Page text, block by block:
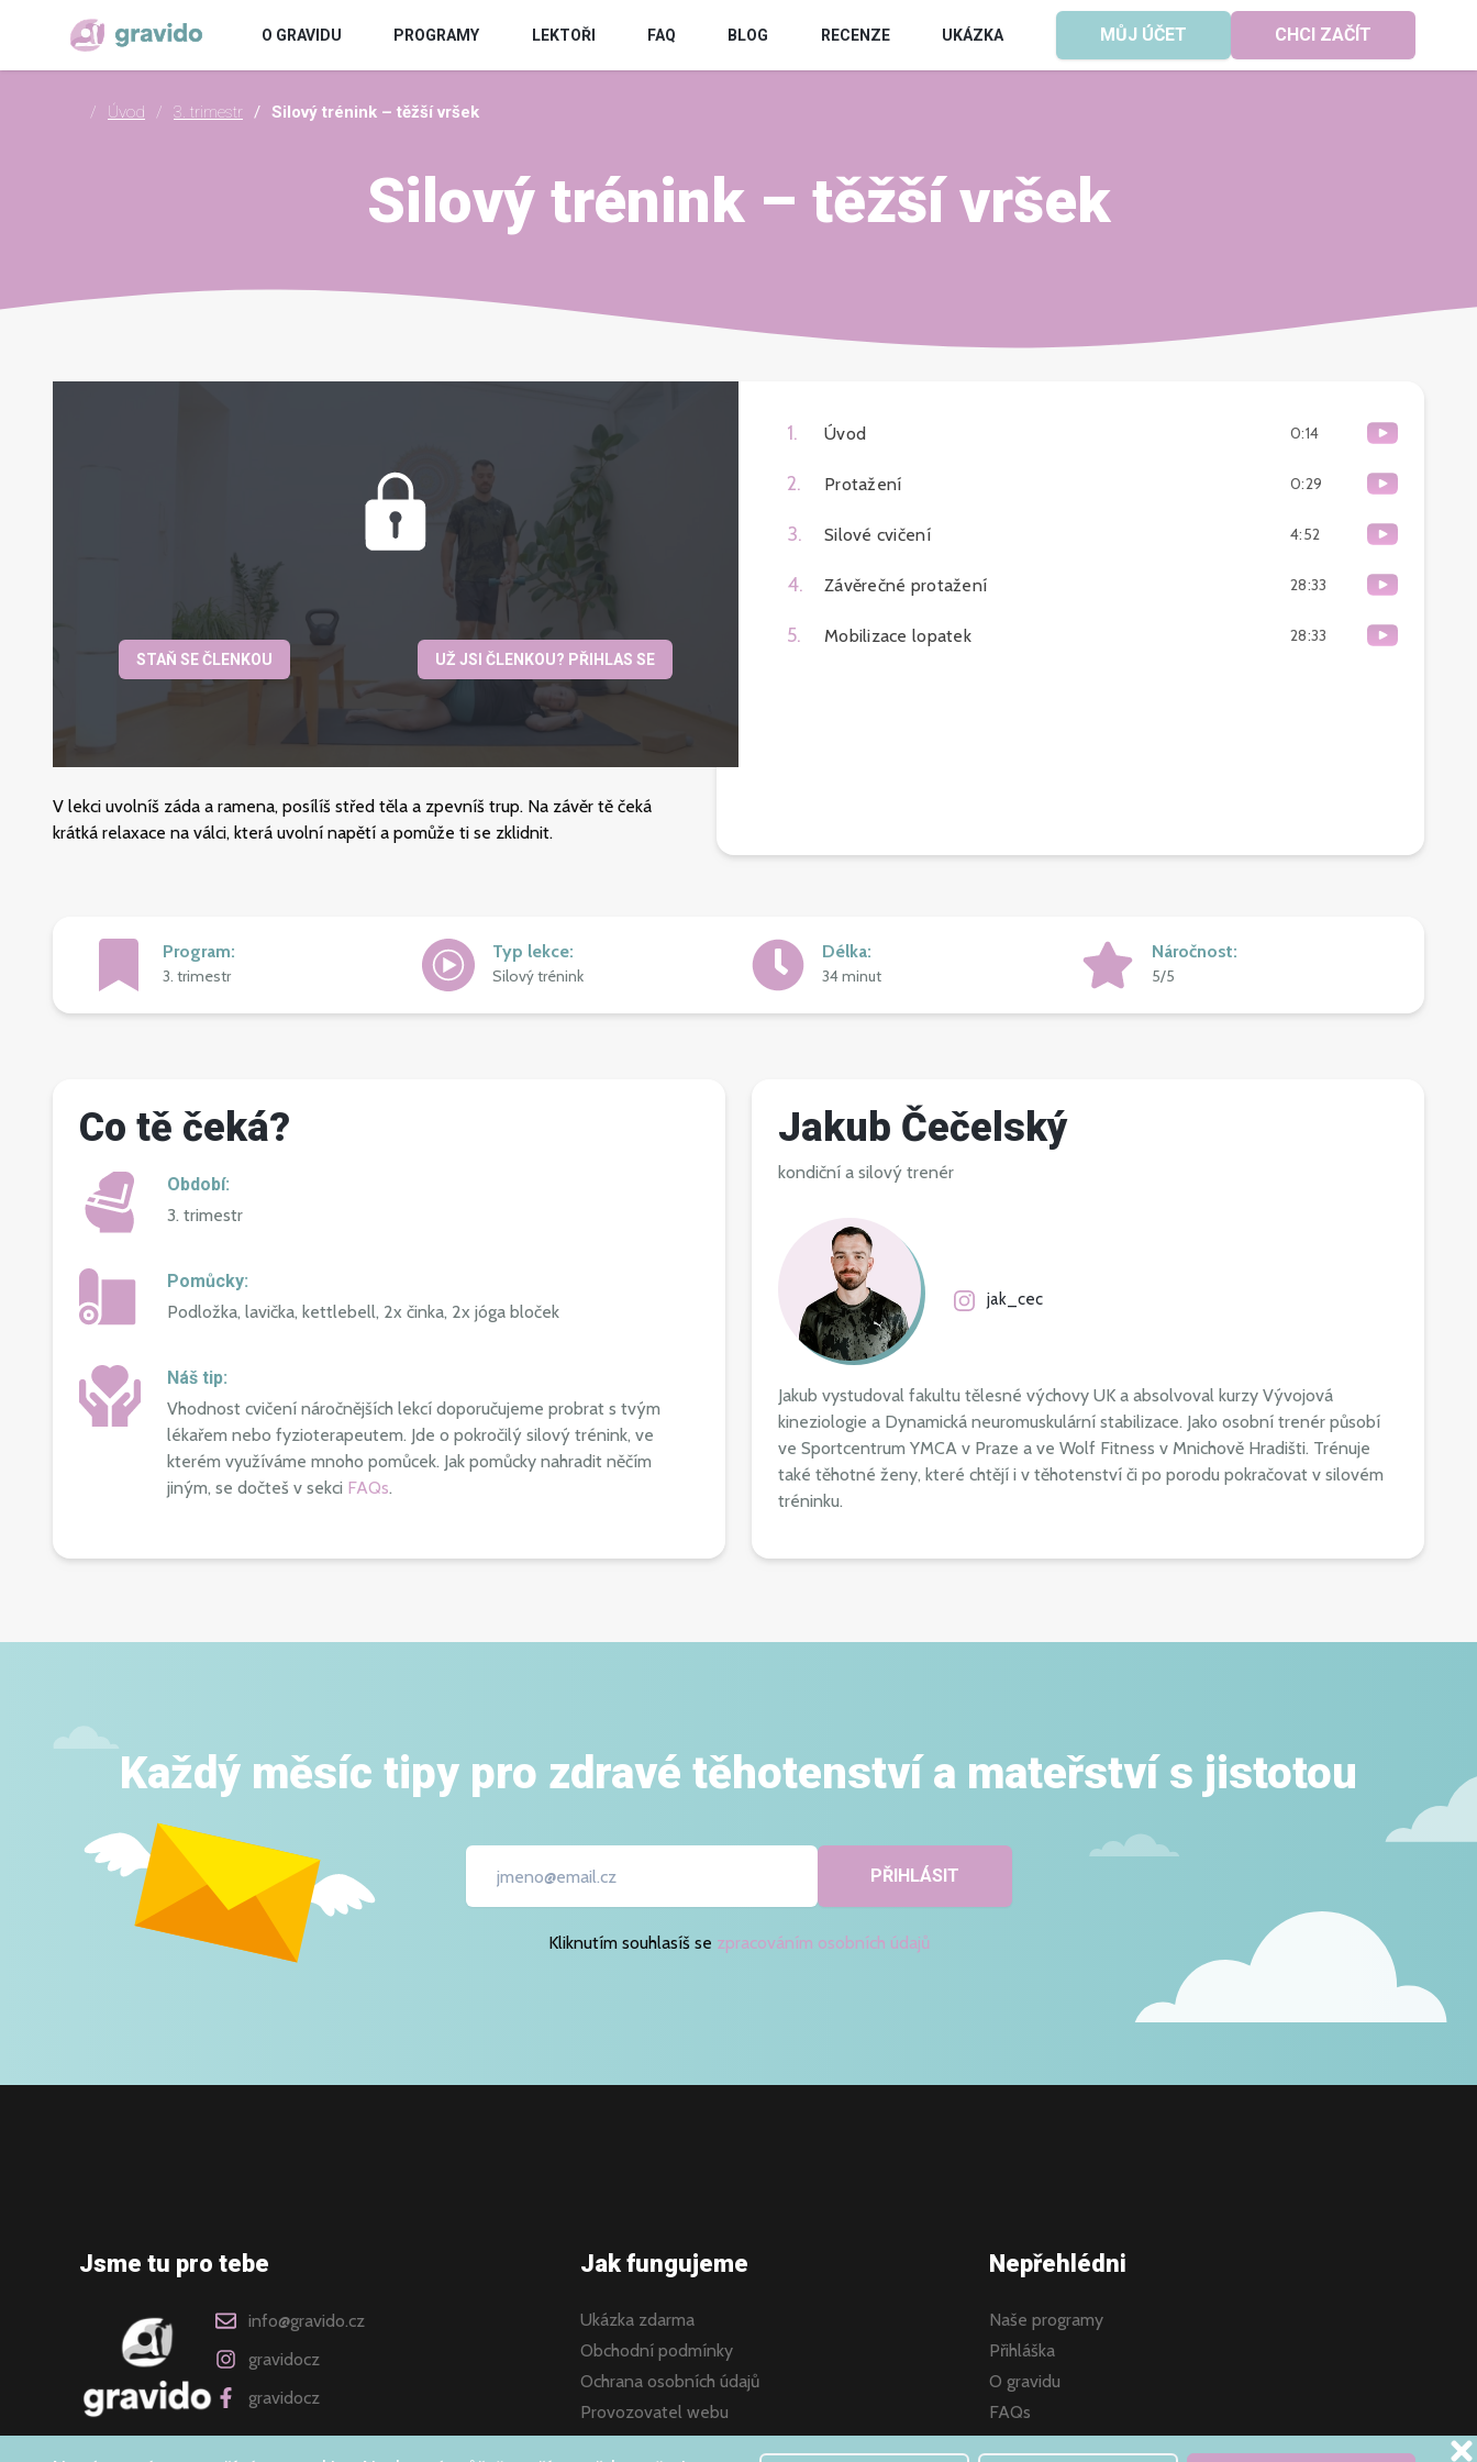
O GRAVIDU PROGRAMY LEKTOŘI FAQ BLOG RECENZE UKÁZKA MŮJ ÚČET CHCI ZAČÍT
Úvod 3. trimestr Silový trénink – těžší vršek
Silový trénink – těžší vršek
STAŇ SE ČLENKOU UŽ JSI ČLENKOU? PŘIHLAS SE
V lekci uvolníš záda a ramena, posílíš střed těla a zpevníš trup. Na závěr tě čeká
krátká relaxace na válci, která uvolní napětí a pomůže ti se zklidnit.
1. Úvod 0:14
2. Protažení 0:29
3. Silové cvičení 4:52
4. Závěrečné protažení 28:33
5. Mobilizace lopatek 28:33
Program:
3. trimestr
Typ lekce:
Silový trénink
Délka:
34 minut
Náročnost:
5/5
Co tě čeká?
Období:
3. trimestr
Pomůcky:
Podložka, lavička, kettlebell, 2x činka, 2x jóga bloček
Náš tip:
Vhodnost cvičení náročnějších lekcí doporučujeme probrat s tvým
lékařem nebo fyzioterapeutem. Jde o pokročilý silový trénink, ve
kterém využíváme mnoho pomůcek. Jak pomůcky nahradit něčím
jiným, se dočteš v sekci FAQs.
Jakub Čečelský
kondiční a silový trenér
jak_cec
Jakub vystudoval fakultu tělesné výchovy UK a absolvoval kurzy Vývojová
kineziologie a Dynamická neuromuskulární stabilizace. Jako osobní trenér působí
ve Sportcentrum YMCA v Praze a ve Wolf Fitness v Mnichově Hradišti. Trénuje
také těhotné ženy, které chtějí i v těhotenství či po porodu pokračovat v silovém
tréninku.
Každý měsíc tipy pro zdravé těhotenství a mateřství s jistotou
PŘIHLÁSIT
Kliknutím souhlasíš se zpracováním osobních údajů
Jsme tu pro tebe
info@gravido.cz
gravidocz
gravidocz
Jak fungujeme
Ukázka zdarma
Obchodní podmínky
Ochrana osobních údajů
Provozovatel webu
Nepřehlédni
Naše programy
Přihláška
O gravidu
FAQs